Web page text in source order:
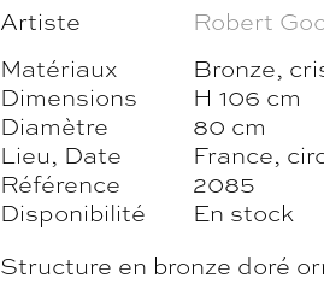
Artiste
Robert
Matériaux
Bronze,
Dimensions
H 106 cm
Diamètre
80 cm
Lieu, Date
France,
Référence
2085
Disponibilité
En stock
Structure en bronze doré